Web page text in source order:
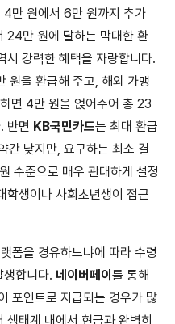
4만 원에서 6만 원까지 추가
24만 원에 달하는 막대한 환
시 강력한 혜택을 자랑합니다.
원을 환급해 주고, 해외 가맹
면 4만 원을 얹어주어 총 23
반면 KB국민카드는 최대 환급
간 낮지만, 요구하는 최소 결
수준으로 매우 관대하게 설정
학생이나 사회초년생이 접근
폼을 경유하느냐에 따라 수령
생합니다. 네이버페이 를 통해
포인트로 지급되는 경우가 많
태계 내에서 현금과 완벽히